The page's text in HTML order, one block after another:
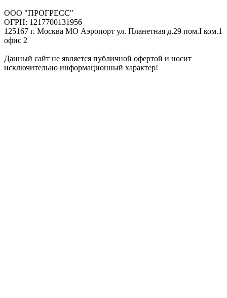
ООО "ПРОГРЕСС"
ОГРН: 1217700131956
125167 г. Москва МО Аэропорт ул. Планетная д.29 пом.I ком.1
офис 2
Данный сайт не является публичной офертой и носит
исключительно информационный характер!